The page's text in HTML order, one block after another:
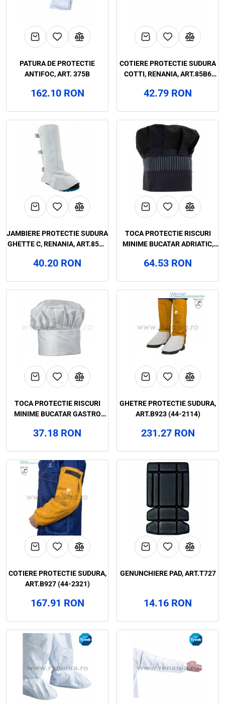
PATURA DE PROTECTIE
ANTIFOC, ART. 375B
162.10 RON
COTIERE PROTECTIE SUDURA
COTTI, RENANIA, ART.85B6
42.79 RON
JAMBIERE PROTECTIE SUDURA
GHETTE C, RENANIA, ART.85B5
40.20 RON
TOCA PROTECTIE RISCURI
MINIME BUCATAR ADRIATIC,
64.53 RON
TOCA PROTECTIE RISCURI
MINIME BUCATAR GASTRO
37.18 RON
GHETRE PROTECTIE SUDURA,
ART.B923 (44-2114)
231.27 RON
COTIERE PROTECTIE SUDURA,
ART.B927 (44-2321)
167.91 RON
GENUNCHIERE PAD, ART.T727
14.16 RON